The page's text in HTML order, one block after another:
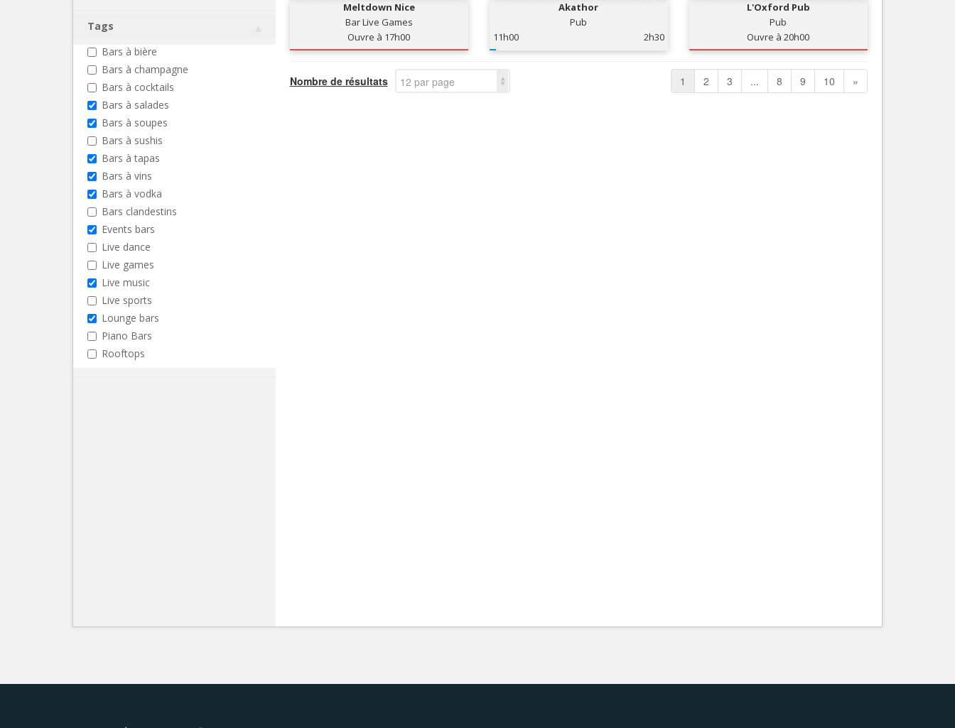
Tags
Bars à bière
Bars à champagne
Bars à cocktails
Bars à salades
Bars à soupes
Bars à sushis
Bars à tapas
Bars à vins
Bars à vodka
Bars clandestins
Events bars
Live dance
Live games
Live music
Live sports
Lounge bars
Piano Bars
Rooftops
Meltdown Nice
Bar Live Games
Ouvre à 17h00
Akathor
Pub
11h00
2h30
L'Oxford Pub
Pub
Ouvre à 20h00
Nombre de résultats 12 par page 1 2 3 ... 8 9 10 »